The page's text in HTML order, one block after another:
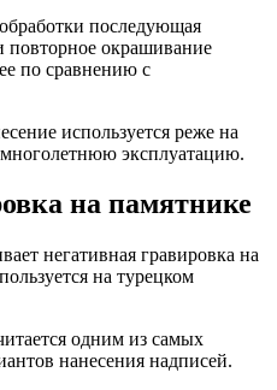
последующая
повторное окрашивание
по сравнению с
используется реже на
эксплуатацию.
на памятнике
негативная гравировка на
на турецком
одним из самых
нанесения надписей.